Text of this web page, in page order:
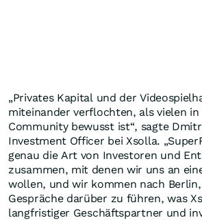
„Privates Kapital und der
miteinander verflochten, als vielen
Community bewusst ist“, sagte
Investment Officer bei Xsolla.
genau die Art von Investoren und
zusammen, mit denen wir uns an
wollen, und wir kommen nach
Gespräche darüber zu führen, was
langfristiger Geschäftspartner und